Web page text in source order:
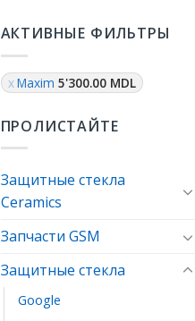
АКТИВНЫЕ ФИЛЬТРЫ
Maxim 5'300.00 MDL
ПРОЛИСТАЙТЕ
Защитные стекла
Ceramics
Запчасти GSM
Защитные стекла
Google